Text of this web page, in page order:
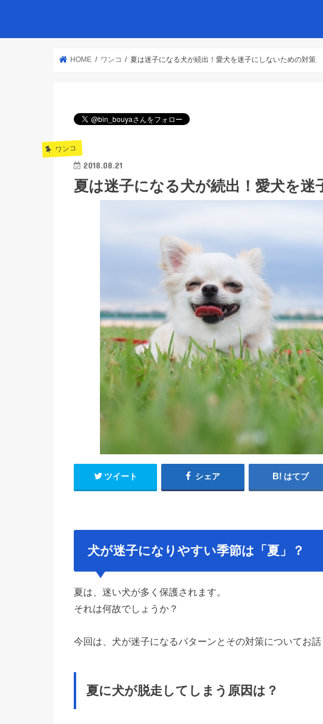
HOME ワンコ 夏は迷子になる犬が続出！愛犬を迷子にしないための対策
ワンコ
2018.08.21
夏は迷子になる犬が続出！愛犬を
ツイート シェア はてブ
犬が迷子になりやすい季節は「夏」？
夏は、迷い犬が多く保護されます。
それは何故でしょうか？
今回は、犬が迷子になるパターンとその対策についてお話
夏に犬が脱走してしまう原因は？